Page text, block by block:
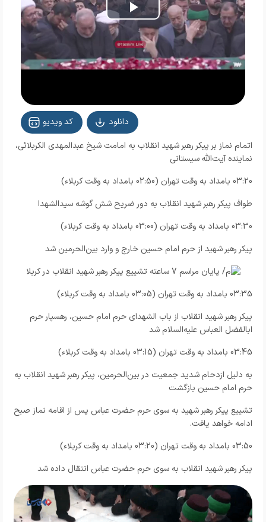
Play
Video
کد ویدیو
دانلود
اتمام نماز بر پیکر رهبر شهید انقلاب به امامت شیخ عبدالمهدی الکربلائی،
نماینده آیت‌الله سیستانی
03:20 بامداد به وقت تهران (02:50 بامداد به وقت کربلاء)
طواف پیکر رهبر شهید انقلاب به دور ضریح شش گوشه سیدالشهدا
03:30 بامداد به وقت تهران (03:00 بامداد به وقت کربلاء)
پیکر رهبر شهید از حرم امام حسین خارج و وارد بین‌الحرمین شد
03:35 بامداد به وقت تهران (03:05 بامداد به وقت کربلاء)
پیکر رهبر شهید انقلاب از باب الشهدای حرم امام حسین،‌ رهسپار حرم
ابالفضل العباس علیه‌السلام شد
03:45 بامداد به وقت تهران (03:15 بامداد به وقت کربلاء)
به دلیل ازدحام شدید جمعیت در بین‌الحرمین، پیکر رهبر شهید انقلاب به
حرم امام حسین بازگشت
تشییع پیکر رهبر شهید به سوی حرم حضرت عباس پس از اقامه نماز صبح
ادامه خواهد یافت.
03:50 بامداد به وقت تهران (03:20 بامداد به وقت کربلاء)
پیکر رهبر شهید انقلاب به سوی حرم حضرت عباس انتقال داده شد